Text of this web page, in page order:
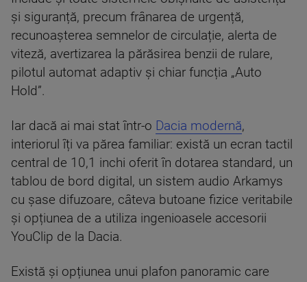
și siguranță, precum frânarea de urgență,
recunoașterea semnelor de circulație, alerta de
viteză, avertizarea la părăsirea benzii de rulare,
pilotul automat adaptiv și chiar funcția „Auto
Hold”.
Iar dacă ai mai stat într-o Dacia modernă,
interiorul îți va părea familiar: există un ecran tactil
central de 10,1 inchi oferit în dotarea standard, un
tablou de bord digital, un sistem audio Arkamys
cu șase difuzoare, câteva butoane fizice veritabile
și opțiunea de a utiliza ingenioasele accesorii
YouClip de la Dacia.
Există și opțiunea unui plafon panoramic care